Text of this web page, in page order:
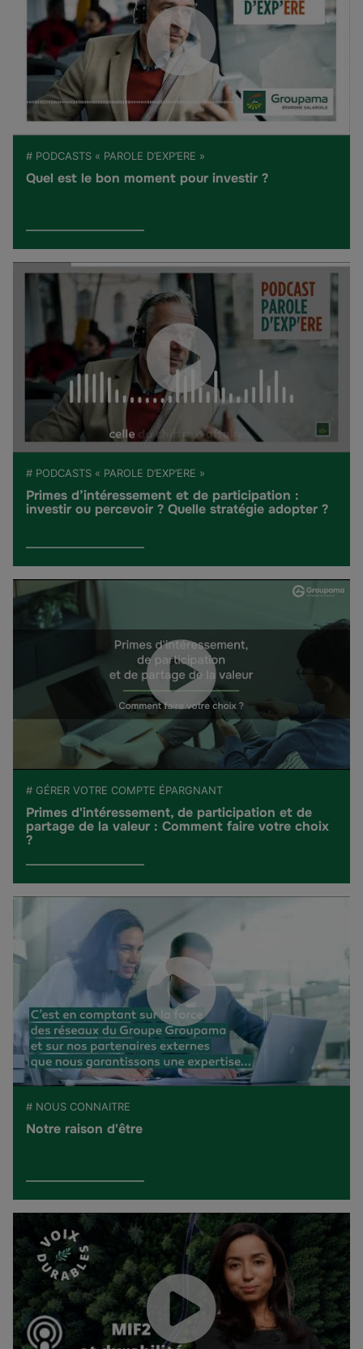
# PODCASTS « PAROLE D’EXP’ERE »
Quel est le bon moment pour investir ?
# PODCASTS « PAROLE D’EXP’ERE »
Primes d’intéressement et de participation :
investir ou percevoir ? Quelle stratégie adopter ?
# GÉRER VOTRE COMPTE ÉPARGNANT
Primes d'intéressement, de participation et de
partage de la valeur : Comment faire votre choix
?
# NOUS CONNAITRE
Notre raison d'être